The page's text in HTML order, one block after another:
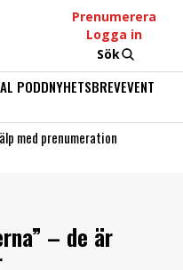
Prenumerera
Logga in
Sök
PODDNYHETSBREVEVENT
med prenumeration
– de är